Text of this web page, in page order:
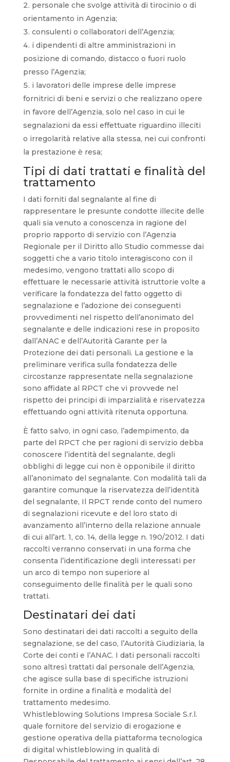
personale che svolge attività di tirocinio o di
orientamento in Agenzia;
consulenti o collaboratori dell’Agenzia;
i dipendenti di altre amministrazioni in
posizione di comando, distacco o fuori ruolo
presso l’Agenzia;
i lavoratori delle imprese delle imprese
fornitrici di beni e servizi o che realizzano opere
in favore dell’Agenzia, solo nel caso in cui le
segnalazioni da essi effettuate riguardino illeciti
o irregolarità relative alla stessa, nei cui confronti
la prestazione è resa;
Tipi di dati trattati e finalità del
trattamento
I dati forniti dal segnalante al fine di
rappresentare le presunte condotte illecite delle
quali sia venuto a conoscenza in ragione del
proprio rapporto di servizio con l’Agenzia
Regionale per il Diritto allo Studio commesse dai
soggetti che a vario titolo interagiscono con il
medesimo, vengono trattati allo scopo di
effettuare le necessarie attività istruttorie volte a
verificare la fondatezza del fatto oggetto di
segnalazione e l’adozione dei conseguenti
provvedimenti nel rispetto dell’anonimato del
segnalante e delle indicazioni rese in proposito
dall’ANAC e dell’Autorità Garante per la
Protezione dei dati personali. La gestione e la
preliminare verifica sulla fondatezza delle
circostanze rappresentate nella segnalazione
sono affidate al RPCT che vi provvede nel
rispetto dei principi di imparzialità e riservatezza
effettuando ogni attività ritenuta opportuna.
È fatto salvo, in ogni caso, l’adempimento, da
parte del RPCT che per ragioni di servizio debba
conoscere l’identità del segnalante, degli
obblighi di legge cui non è opponibile il diritto
all’anonimato del segnalante. Con modalità tali da
garantire comunque la riservatezza dell’identità
del segnalante, Il RPCT rende conto del numero
di segnalazioni ricevute e del loro stato di
avanzamento all’interno della relazione annuale
di cui all’art. 1, co. 14, della legge n. 190/2012. I dati
raccolti verranno conservati in una forma che
consenta l’identificazione degli interessati per
un arco di tempo non superiore al
conseguimento delle finalità per le quali sono
trattati.
Destinatari dei dati
Sono destinatari dei dati raccolti a seguito della
segnalazione, se del caso, l’Autorità Giudiziaria, la
Corte dei conti e l’ANAC. I dati personali raccolti
sono altresì trattati dal personale dell’Agenzia,
che agisce sulla base di specifiche istruzioni
fornite in ordine a finalità e modalità del
trattamento medesimo.
Whistleblowing Solutions Impresa Sociale S.r.l.
quale fornitore del servizio di erogazione e
gestione operativa della piattaforma tecnologica
di digital whistleblowing in qualità di